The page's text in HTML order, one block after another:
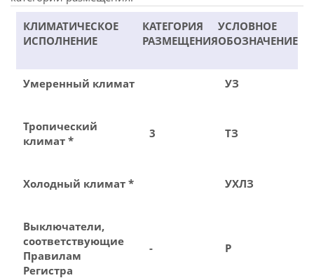
КЛИМАТИЧЕСКОЕ
ИСПОЛНЕНИЕ
КАТЕГОРИЯ
РАЗМЕЩЕНИЯ
УСЛОВНОЕ
ОБОЗНАЧЕНИЕ
Умеренный климат
3
УЗ
Тропический
климат *
ТЗ
Холодный климат * УХЛЗ
Выключатели,
соответствующие
Правилам
Регистра
- Р